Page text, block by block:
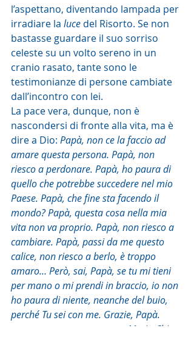
l’aspettano, diventando lampada per
irradiare la luce del Risorto. Se non
bastasse guardare il suo sorriso
celeste su un volto sereno in un
cranio rasato, tante sono le
testimonianze di persone cambiate
dall’incontro con lei.
La pace vera, dunque, non è
nascondersi di fronte alla vita, ma è
dire a Dio: Papà, non ce la faccio ad
amare questa persona. Papà, non
riesco a perdonare. Papà, ho paura di
quello che potrebbe succedere nel mio
Paese. Papà, che fine sta facendo il
mondo? Papà, questa cosa nella mia
vita non va proprio. Papà, non riesco a
cambiare. Papà, passi da me questo
calice, non riesco a berlo, è troppo
amaro… Però, sai, Papà, se tu mi tieni
per mano o mi prendi in braccio, io non
ho paura di niente, neanche del buio,
perché Tu sei con me. Grazie, Papà.
Maria Chiara